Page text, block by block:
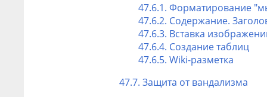
47.6.1. Форматирование
47.6.2. Содержание.
47.6.3. Вставка
47.6.4. Создание таблиц
47.6.5. Wiki-разметка
47.7. Защита от вандализма